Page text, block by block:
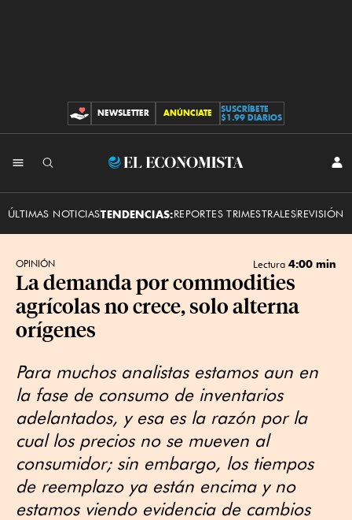
CONTRIBUCIONES
NEWSLETTER ANÚNCIATE
SUSCRÍBETE
$1.99 DIARIOS
El
ÚLTIMAS NOTICIASTENDENCIAS:REPORTES TRIMESTRALESREVISIÓN
OPINIÓN Lectura 4:00 min
La demanda por commodities
agrícolas no crece, solo alterna
orígenes
Para muchos analistas estamos aun en
la fase de consumo de inventarios
adelantados, y esa es la razón por la
cual los precios no se mueven al
consumidor; sin embargo, los tiempos
de reemplazo ya están encima y no
estamos viendo evidencia de cambios